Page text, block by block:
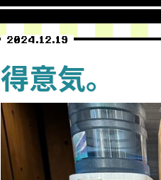
2024.12.19
得意気。